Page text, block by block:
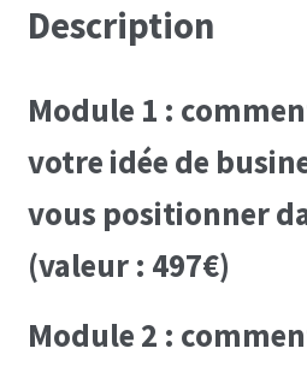
Description
Module 1 :
votre idée de
vous positionner
(valeur : 497€)
Module 2 :